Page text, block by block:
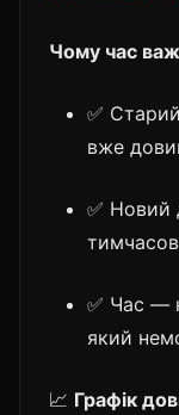
Чому час
✅
вже
✅
✅ Час —
який
📈 Графік